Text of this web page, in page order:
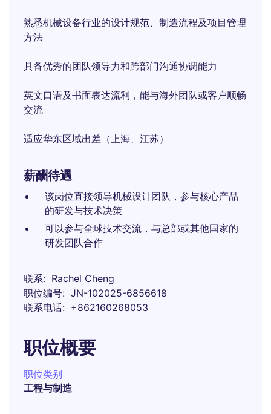
熟悉机械设备行业的设计规范、制造流程及项目管理
方法
具备优秀的团队领导力和跨部门沟通协调能力
英文口语及书面表达流利，能与海外团队或客户顺畅
交流
适应华东区域出差（上海、江苏）
薪酬待遇
该岗位直接领导机械设计团队，参与核心产品
的研发与技术决策
可以参与全球技术交流，与总部或其他国家的
研发团队合作
联系
Rachel Cheng
职位编号
JN-102025-6856618
联系电话
+862160268053
职位概要
职位类别
工程与制造